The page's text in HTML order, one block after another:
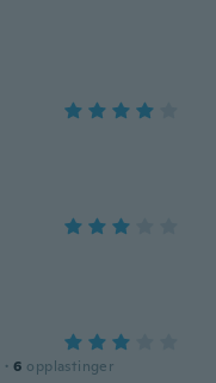
· 6 opplastinger